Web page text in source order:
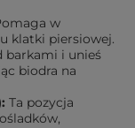
w
klatki piersiowej.
barkami i unieś
biodra na
Ta pozycja